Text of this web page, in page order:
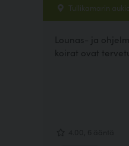
Tullikamarin
Lounas- ja
koirat ovat